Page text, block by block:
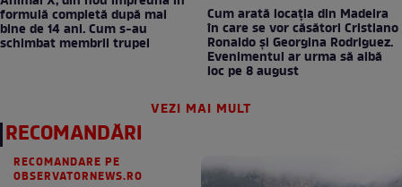
formulă completă după mai
bine de 14 ani. Cum s-au
schimbat membrii trupei
Cum arată locația din Madeira
în care se vor căsători Cristiano
Ronaldo și Georgina Rodriguez.
Evenimentul ar urma să aibă
loc pe 8 august
VEZI MAI MULT
RECOMANDĂRI
RECOMANDARE PE
OBSERVATORNEWS.RO